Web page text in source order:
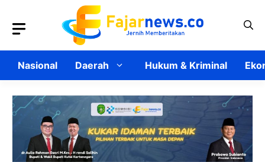
Nasional Daerah Hukum & Kriminal